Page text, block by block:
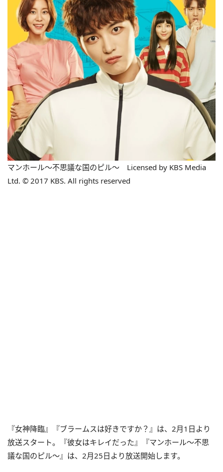
マンホール～不思議な国のピル～ Licensed by KBS Media
Ltd. © 2017 KBS. All rights reserved
『女神降臨』『ブラームスは好きですか？』は、2月1日より
放送スタート。『彼女はキレイだった』『マンホール～不思
議な国のピル～』は、2月25日より放送開始します。